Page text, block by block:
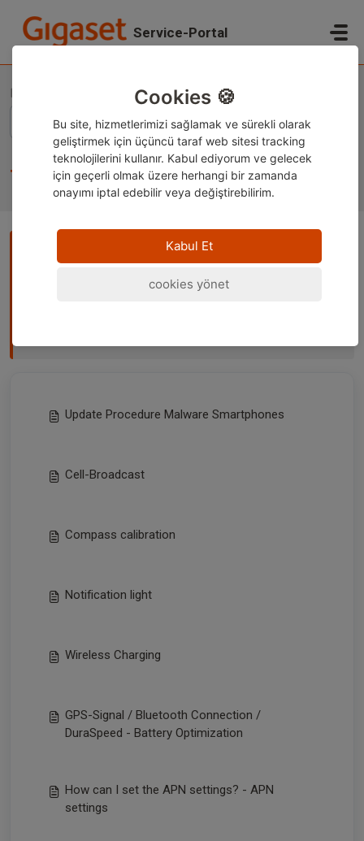
Service-Portal
Technical topics (42)
Bu içerik şu anda yalnızca Almanca ve İngilizce olarak
sunulmaktadır. Sayfayı tercih ettiğiniz dilde görüntülemek
için tarayıcınızın yerleşik çeviri özelliğini kullanabilirsiniz.
Update Procedure Malware Smartphones
Cell-Broadcast
Compass calibration
Notification light
Wireless Charging
GPS-Signal / Bluetooth Connection /
DuraSpeed - Battery Optimization
How can I set the APN settings? - APN
settings
Cookies 🍪
Bu site, hizmetlerimizi sağlamak ve sürekli olarak
geliştirmek için üçüncü taraf web sitesi tracking
teknolojilerini kullanır. Kabul ediyorum ve gelecek
için geçerli olmak üzere herhangi bir zamanda
onayımı iptal edebilir veya değiştirebilirim.
Kabul Et
cookies yönet